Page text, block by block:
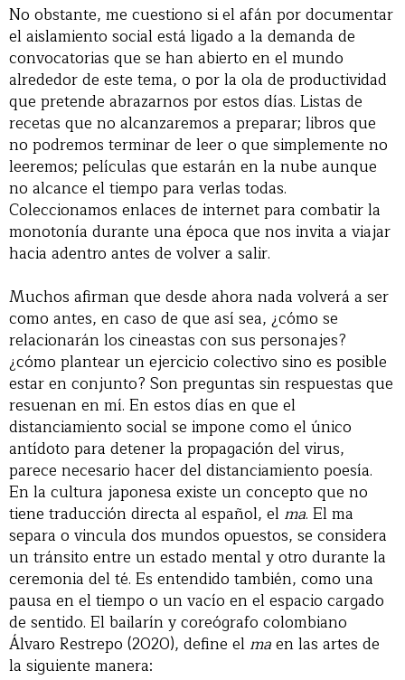
No obstante, me cuestiono si el afán por documentar
el aislamiento social está ligado a la demanda de
convocatorias que se han abierto en el mundo
alrededor de este tema, o por la ola de productividad
que pretende abrazarnos por estos días. Listas de
recetas que no alcanzaremos a preparar; libros que
no podremos terminar de leer o que simplemente no
leeremos; películas que estarán en la nube aunque
no alcance el tiempo para verlas todas.
Coleccionamos enlaces de internet para combatir la
monotonía durante una época que nos invita a viajar
hacia adentro antes de volver a salir.
Muchos afirman que desde ahora nada volverá a ser
como antes, en caso de que así sea, ¿cómo se
relacionarán los cineastas con sus personajes?
¿cómo plantear un ejercicio colectivo sino es posible
estar en conjunto? Son preguntas sin respuestas que
resuenan en mí. En estos días en que el
distanciamiento social se impone como el único
antídoto para detener la propagación del virus,
parece necesario hacer del distanciamiento poesía.
En la cultura japonesa existe un concepto que no
tiene traducción directa al español, el ma. El ma
separa o vincula dos mundos opuestos, se considera
un tránsito entre un estado mental y otro durante la
ceremonia del té. Es entendido también, como una
pausa en el tiempo o un vacío en el espacio cargado
de sentido. El bailarín y coreógrafo colombiano
Álvaro Restrepo (2020), define el maen las artes de
la siguiente manera: